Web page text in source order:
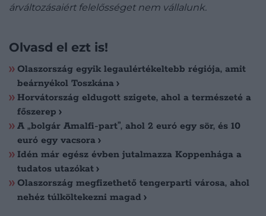
árváltozásaiért felelősséget nem vállalunk.
Olvasd el ezt is!
Olaszország egyik legaulértékeltebb régiója, amit
beárnyékol Toszkána
Horvátország eldugott szigete, ahol a természeté a
főszerep
A „bolgár Amalfi-part”, ahol 2 euró egy sör, és 10
euró egy vacsora
Idén már egész évben jutalmazza Koppenhága a
tudatos utazókat
Olaszország megfizethető tengerparti városa, ahol
nehéz túlköltekezni magad